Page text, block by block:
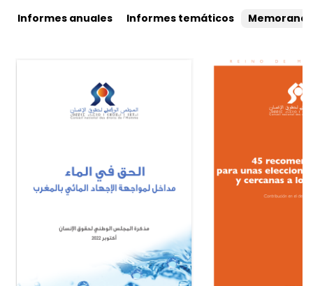
Informes anuales Informes temáticos